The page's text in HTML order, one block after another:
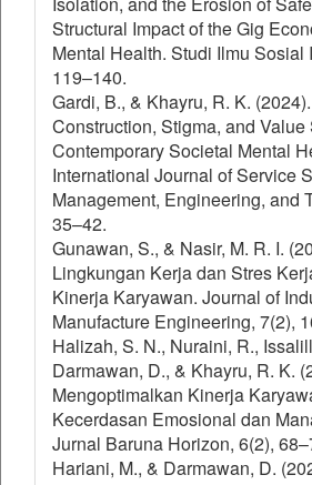
Structural Impact of the Gig
Mental Health. Studi Ilmu Sosial
119–140.
Gardi, B., & Khayru, R. K.
Construction, Stigma, and Value
Contemporary Societal Mental
International Journal of Service
Management, Engineering, and
35–42.
Gunawan, S., & Nasir, M. R. I.
Lingkungan Kerja dan Stres
Kinerja Karyawan. Journal of
Manufacture Engineering, 7(2),
Halizah, S. N., Nuraini, R.,
Darmawan, D., & Khayru, R. K.
Mengoptimalkan Kinerja
Kecerdasan Emosional dan
Jurnal Baruna Horizon, 6(2),
Hariani, M., & Darmawan, D.